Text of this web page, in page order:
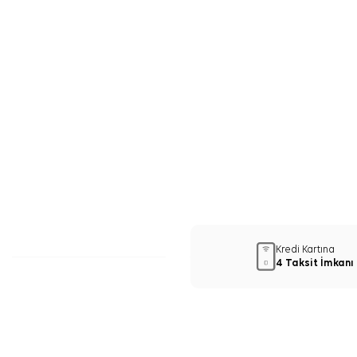
Kredi Kartına
4 Taksit İmkanı